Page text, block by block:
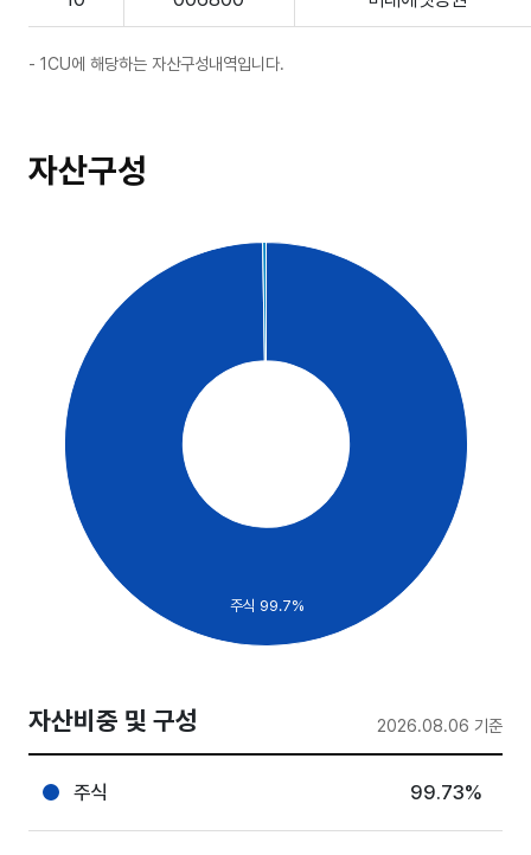
1CU에 해당하는 자산구성내역입니다.
자산구성
주식 99.7%
자산비중 및 구성 2026.08.06 기준
주식 99.73%